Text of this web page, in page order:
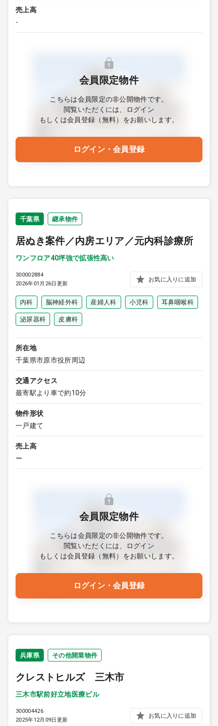
売上高
-
会員限定物件
こちらは会員限定の非公開物件です。
閲覧いただくには、ログイン
もしくは会員登録（無料）をお願いします。
ログイン・会員登録
千葉県 継承物件
居ぬき案件／内房エリア／元内科診療所
ワンフロア40坪強で拡張性高い
300002884
2026年01月26日更新
お気に入りに追加
内科 脳神経外科 産婦人科 小児科 耳鼻咽喉科
泌尿器科 皮膚科
所在地
千葉県市原市役所周辺
交通アクセス
最寄駅より車で約10分
物件形状
一戸建て
売上高
ー
会員限定物件
こちらは会員限定の非公開物件です。
閲覧いただくには、ログイン
もしくは会員登録（無料）をお願いします。
ログイン・会員登録
兵庫県 その他開業物件
クレストヒルズ 三木市
三木市駅前好立地医療ビル
300004426
2025年12月09日更新
お気に入りに追加